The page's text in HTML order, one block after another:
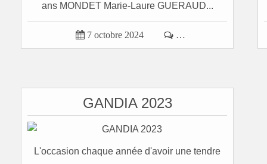
ans MONDET Marie-Laure GUERAUD...
 7 octobre 2024  …
GANDIA 2023
L'occasion chaque année d'avoir une tendre